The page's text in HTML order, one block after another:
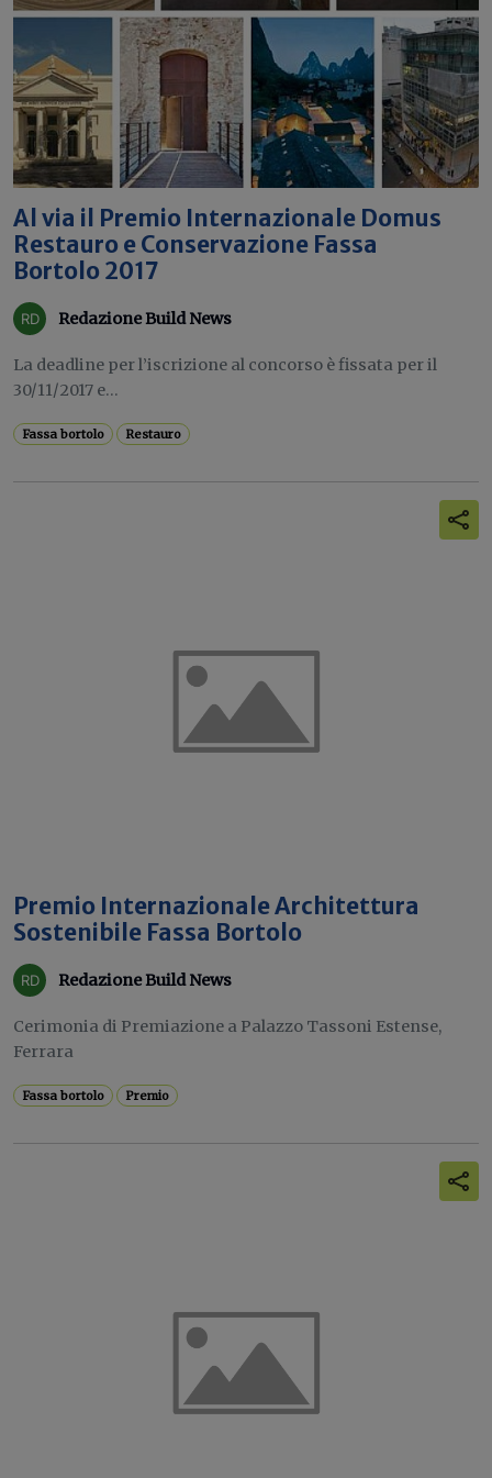
Al via il Premio Internazionale Domus
Restauro e Conservazione Fassa
Bortolo 2017
Redazione Build News
La deadline per l’iscrizione al concorso è fissata per il
30/11/2017 e...
Fassa bortolo Restauro
Premio Internazionale Architettura
Sostenibile Fassa Bortolo
Redazione Build News
Cerimonia di Premiazione a Palazzo Tassoni Estense,
Ferrara
Fassa bortolo Premio